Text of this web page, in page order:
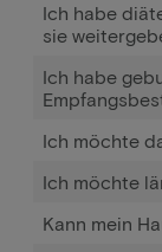
Ich habe
sie
Ich habe
Ich möchte
Ich möchte
Kann mein